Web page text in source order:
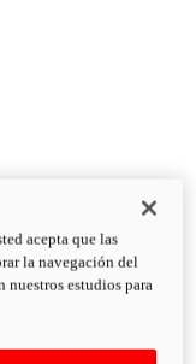
acepta que las
la navegación del
estudios para